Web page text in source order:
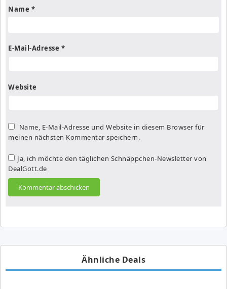
Name *
E-Mail-Adresse *
Website
Name, E-Mail-Adresse und Website in diesem Browser für
meinen nächsten Kommentar speichern.
Ja, ich möchte den täglichen Schnäppchen-Newsletter von
DealGott.de
Ähnliche Deals